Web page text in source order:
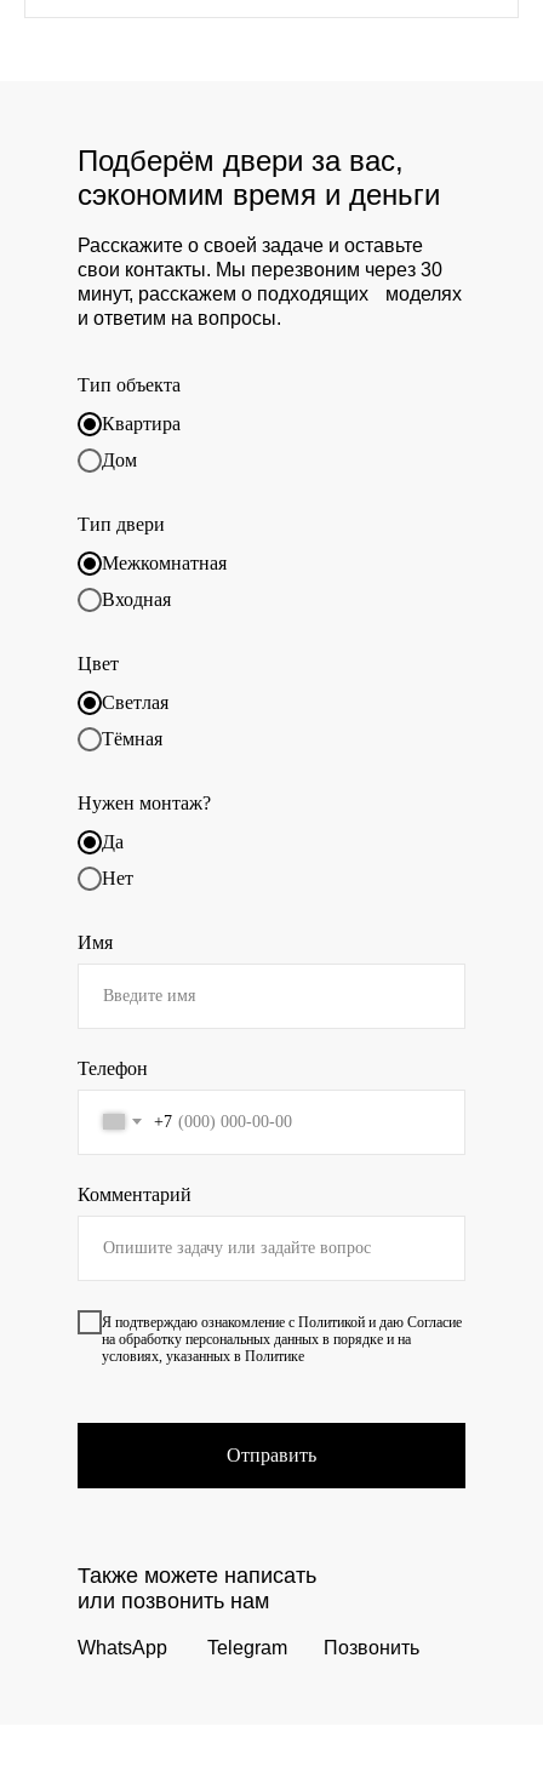
Тип объекта
Квартира
Дом
Тип двери
Межкомнатная
Входная
Цвет
Светлая
Тёмная
Нужен монтаж?
Да
Нет
Имя
Телефон
+7
Комментарий
Я подтверждаю ознакомление с Политикой и даю Согласие
на обработку персональных данных в порядке и на
условиях, указанных в Политике
Отправить
Позвонить
Telegram
WhatsApp
Также можете написать
или позвонить нам
Расскажите о своей задаче и оставьте
свои контакты. Мы перезвоним через 30
минут, расскажем о подходящих моделях
и ответим на вопросы.
Подберём двери за вас,
сэкономим время и деньги